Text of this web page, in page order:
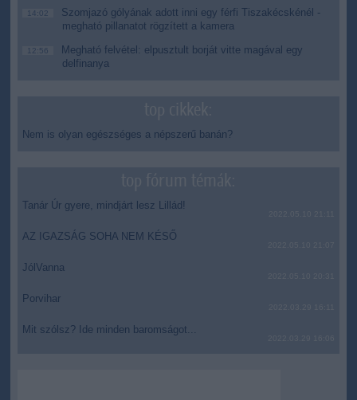
14:02
Szomjazó gólyának adott inni egy férfi Tiszakécskénél -
megható pillanatot rögzített a kamera
12:56
Megható felvétel: elpusztult borját vitte magával egy
delfinanya
Nem is olyan egészséges a népszerű banán?
Tanár Úr gyere, mindjárt lesz Lillád!
AZ IGAZSÁG SOHA NEM KÉSŐ
JólVanna
Porvihar
Mit szólsz? Ide minden baromságot...